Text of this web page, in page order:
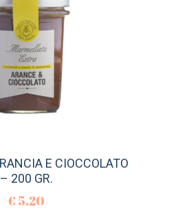
E CIOCCOLATO
– 200 GR.
€ 5.20